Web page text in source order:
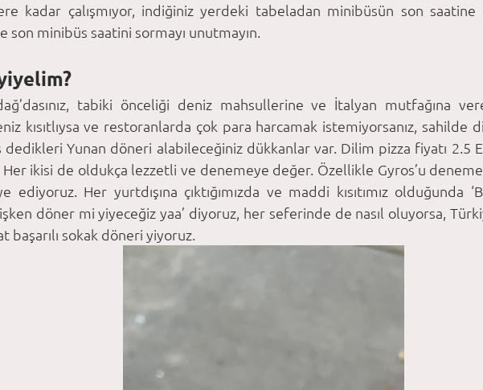
kadar çalışmıyor, indiğiniz yerdeki tabeladan minibüsün son saatine
son minibüs saatini sormayı unutmayın.
tabiki önceliği deniz mahsullerine ve İtalyan mutfağına
kısıtlıysa ve restoranlarda çok para harcamak istemiyorsanız, sahilde
dedikleri Yunan döneri alabileceğiniz dükkanlar var. Dilim pizza fiyatı 2.5
Her ikisi de oldukça lezzetli ve denemeye değer. Özellikle Gyros’u
ediyoruz. Her yurtdışına çıktığımızda ve maddi kısıtımız olduğunda
döner mi yiyeceğiz yaa’ diyoruz, her seferinde de nasıl oluyorsa,
başarılı sokak döneri yiyoruz.